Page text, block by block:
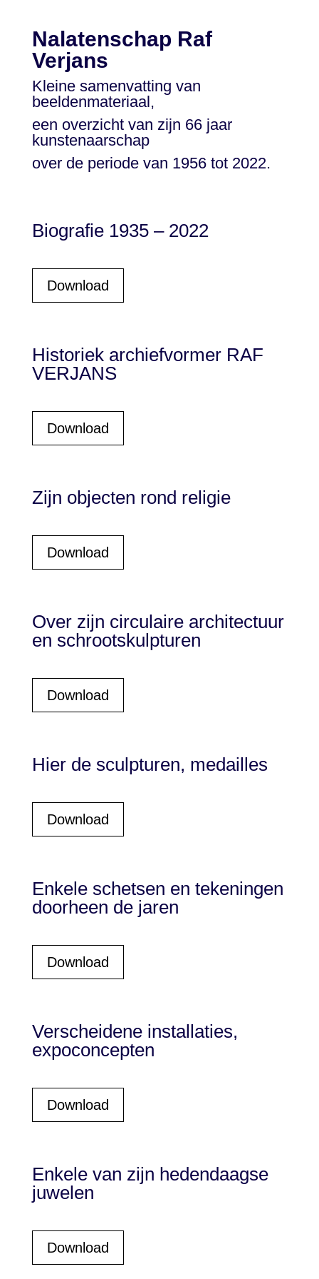
Nalatenschap Raf
Verjans
Kleine samenvatting van
beeldenmateriaal,
een overzicht van zijn 66 jaar
kunstenaarschap
over de periode van 1956 tot 2022.
Biografie 1935 – 2022
Download
Historiek archiefvormer RAF
VERJANS
Download
Zijn objecten rond religie
Download
Over zijn circulaire architectuur
en schrootskulpturen
Download
Hier de sculpturen, medailles
Download
Enkele schetsen en tekeningen
doorheen de jaren
Download
Verscheidene installaties,
expoconcepten
Download
Enkele van zijn hedendaagse
juwelen
Download